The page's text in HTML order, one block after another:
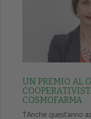
UN PREMIO AL
COSMOFARMA
ŤAnche quest'anno